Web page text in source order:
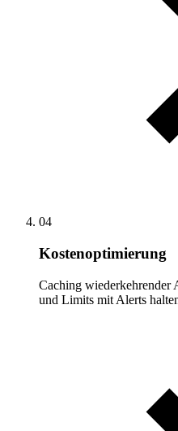
04
Kostenoptimierung
Caching wiederkehrender
und Limits mit Alerts